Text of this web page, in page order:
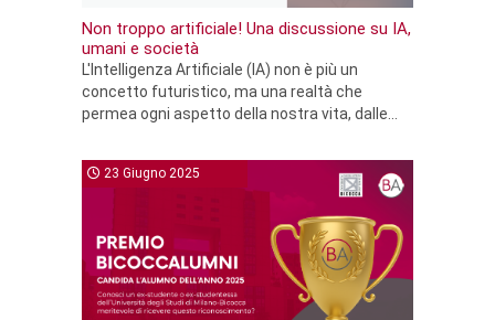
Non troppo artificiale! Una discussione su IA,
umani e società
L'Intelligenza Artificiale (IA) non è più un
concetto futuristico, ma una realtà che
permea ogni aspetto della nostra vita, dalle...
23 Giugno 2025